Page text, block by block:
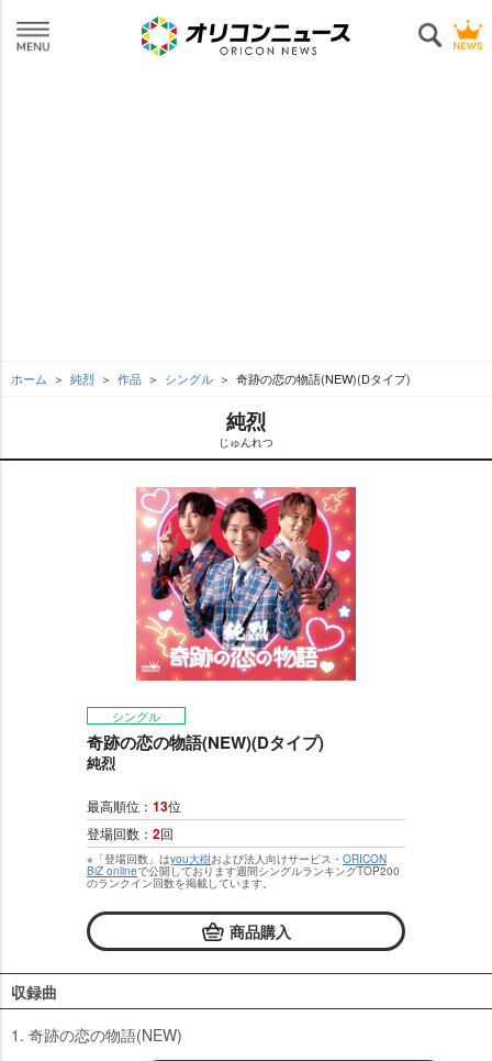
ホーム 純烈 作品 シングル 奇跡の恋の物語(NEW)(Dタイプ)
純烈
じゅんれつ
シングル
奇跡の恋の物語(NEW)(Dタイプ)
純烈
最高順位： 13位
登場回数： 2回
※「登場回数」はyou大樹および法人向けサービス・ ORICON
BiZ onlineで公開しております週間シングルランキングTOP200
のランクイン回数を掲載しています。
商品購入
収録曲
1. 奇跡の恋の物語(NEW)